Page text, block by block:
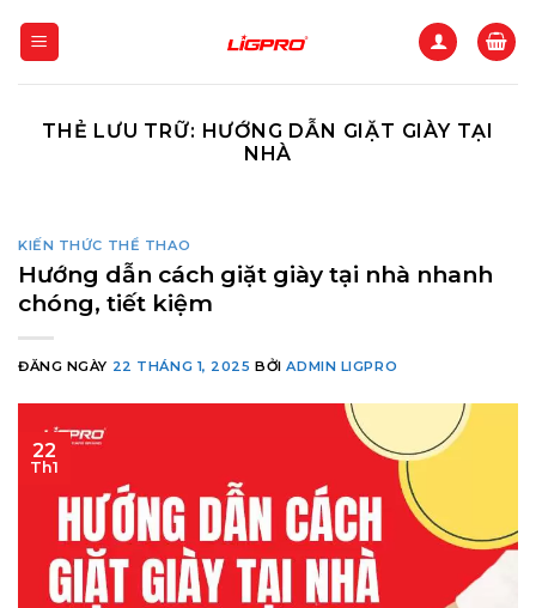
qua
THẺ LƯU TRỮ: HƯỚNG DẪN GIẶT GIÀY TẠI
NHÀ
KIẾN THỨC THỂ THAO
Hướng dẫn cách giặt giày tại nhà nhanh
chóng, tiết kiệm
ĐĂNG NGÀY 22 THÁNG 1, 2025 BỞIADMIN LIGPRO
22
Th1